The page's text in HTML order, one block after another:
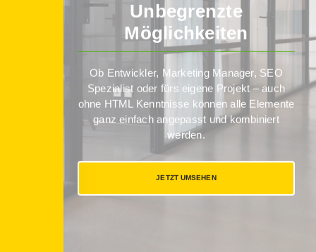
Unbegrenzte
Möglichkeiten
Ob Entwickler, Marketing Manager, SEO
Spezialist oder fürs eigene Projekt – auch
ohne HTML Kenntnisse können alle Elemente
ganz einfach angepasst und kombiniert
werden.
JETZT UMSEHEN